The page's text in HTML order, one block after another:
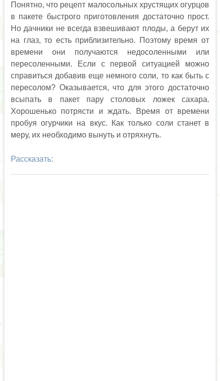
Понятно, что рецепт малосольных хрустящих огурцов
в пакете быстрого приготовления достаточно прост.
Но дачники не всегда взвешивают плоды, а берут их
на глаз, то есть приблизительно. Поэтому время от
времени они получаются недосоленными или
пересоленными. Если с первой ситуацией можно
справиться добавив еще немного соли, то как быть с
пересолом? Оказывается, что для этого достаточно
всыпать в пакет пару столовых ложек сахара.
Хорошенько потрясти и ждать. Время от времени
пробуя огурчики на вкус. Как только соли станет в
меру, их необходимо вынуть и отряхнуть.
Рассказать: